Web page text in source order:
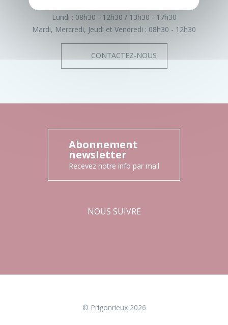
Lundi : 08h30 - 12h30
13h30 - 17h30
Mardi, Mercredi, Jeudi et Vendredi : 08h30 - 12h30
CONTACTEZ-NOUS
Abonnement
newsletter
Recevez notre info par mail
NOUS SUIVRE
© Prigonrieux 2026